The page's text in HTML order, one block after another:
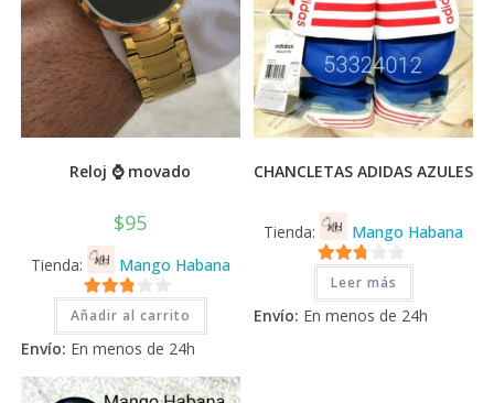
Reloj ⌚ movado
$95
Tienda: Mango Habana
2.71
de 5
Añadir al carrito
Envío: En menos de 24h
CHANCLETAS ADIDAS AZULES
Tienda: Mango Habana
2.71
de 5
Leer más
Envío: En menos de 24h